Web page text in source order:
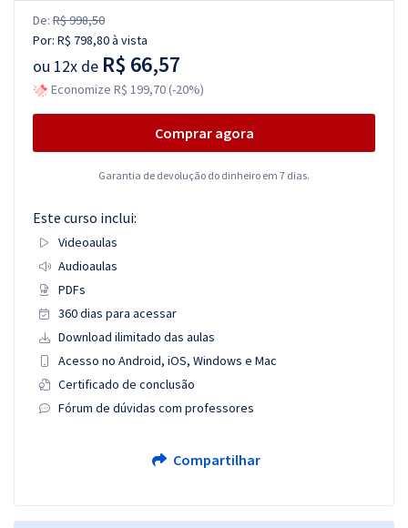
De: R$ 998,50
Por: R$ 798,80à vista
ou 12x de R$ 66,57
Economize R$ 199,70 (-20%)
Comprar agora
Garantia de devolução do dinheiro em 7 dias.
Este curso inclui:
Videoaulas
Audioaulas
PDFs
360 dias para acessar
Download ilimitado das aulas
Acesso no Android, iOS, Windows e Mac
Certificado de conclusão
Fórum de dúvidas com professores
Compartilhar